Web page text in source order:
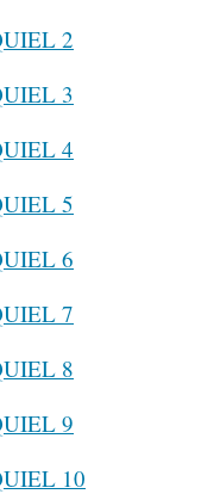
2
3
4
5
6
7
8
9
10